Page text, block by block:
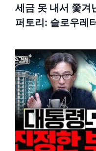
세금 못 내서 쫓겨
퍼토리: 슬로우레